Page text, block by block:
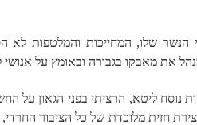
הנשר שלו, המחייכות והמלטפות לא
את מאבקו בגבורה ובאומץ על
נוסח ליטא, הרציתי בפני הגאון על
חזית מלוכדת של כל הציבור